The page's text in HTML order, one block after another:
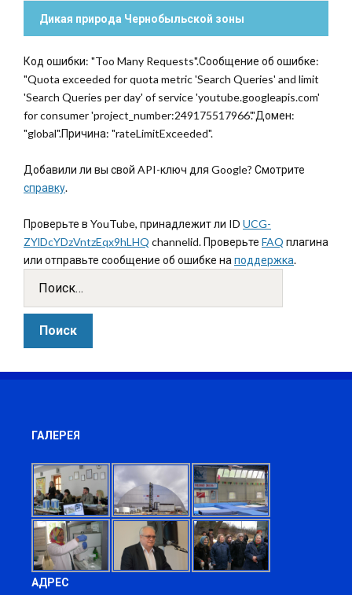
Дикая природа Чернобыльской зоны
Код ошибки: "Too Many Requests".Сообщение об ошибке:
"Quota exceeded for quota metric 'Search Queries' and limit
'Search Queries per day' of service 'youtube.googleapis.com'
for consumer 'project_number:249175517966'."Домен:
"global".Причина: "rateLimitExceeded".
Добавили ли вы свой API-ключ для Google? Смотрите
справку.
Проверьте в YouTube, принадлежит ли ID UCG-
ZYlDcYDzVntzEqx9hLHQ channelid. Проверьте FAQ плагина
или отправьте сообщение об ошибке на поддержка.
ГАЛЕРЕЯ
АДРЕС